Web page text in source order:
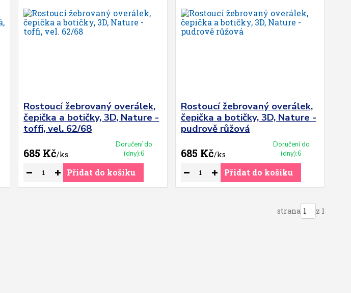
Rostoucí žebrovaný overálek,
čepička a botičky, 3D, Nature -
toffi, vel. 62/68
685 Kč/ks
Doručení do
(dny):6
Přidat do košíku
Rostoucí žebrovaný overálek,
čepička a botičky, 3D, Nature -
pudrově růžová
685 Kč/ks
Doručení do
(dny):6
Přidat do košíku
strana z 1